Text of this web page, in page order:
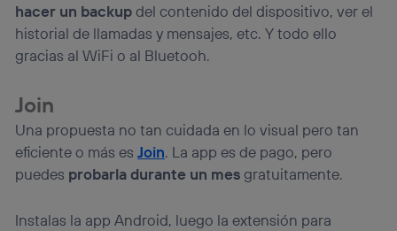
hacer un backupdel contenido del dispositivo, ver el
historial de llamadas y mensajes, etc. Y todo ello
gracias al WiFi o al Bluetooh.
Join
Una propuesta no tan cuidada en lo visual pero tan
eficiente o más esJoin. La app es de pago, pero
puedes probarla durante un mes gratuitamente.
Instalas la app Android, luego la extensión para